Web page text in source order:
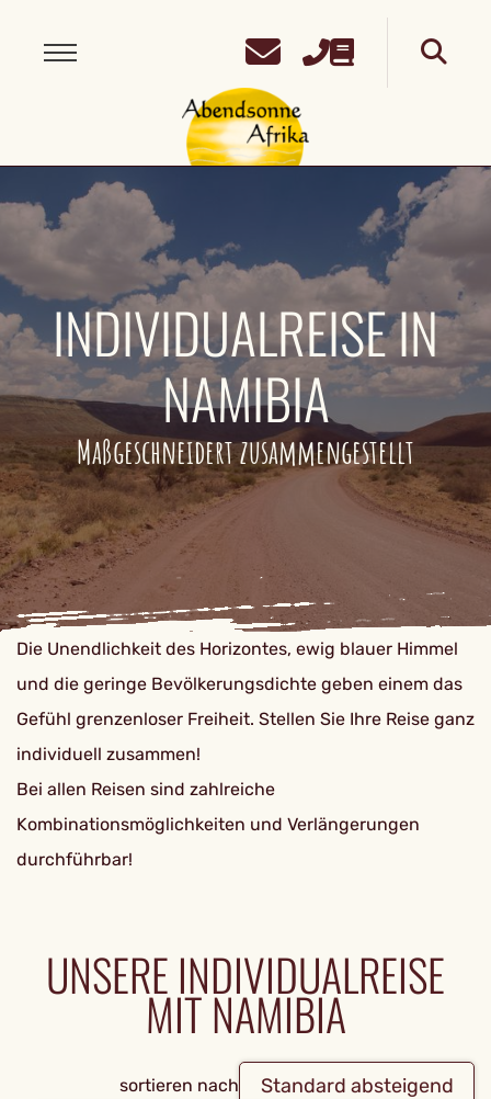
INDIVIDUALREISE IN
NAMIBIA
Maßgeschneidert zusammengestellt
Die Unendlichkeit des Horizontes, ewig blauer Himmel
und die geringe Bevölkerungsdichte geben einem das
Gefühl grenzenloser Freiheit. Stellen Sie Ihre Reise ganz
individuell zusammen!
Bei allen Reisen sind zahlreiche
Kombinationsmöglichkeiten und Verlängerungen
durchführbar!
UNSERE INDIVIDUALREISE
MIT NAMIBIA
sortieren nach Standard absteigend